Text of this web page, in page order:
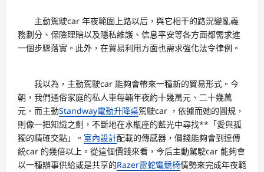
主動駕駛car 年夜範圍上路以后，與它相干的路況變亂義
務劃分、保險理賠以及隱私維護、信息平安等各方面都需求進
一個步驟落實。此外，在貿易利用方面也需求強化法令律例。
我以為，主動駕駛car 能夠會帶來一種新的貿易形式。今
朝，我們通俗家庭的私人車每輛年夜約十幾萬元、二十幾萬
元。而主動Standway電動升降桌駕駛car ，依據而她的圓規，
則像一把知識之劍，不斷地在水瓶座的藍光中尋找**「愛與孤
獨的精確交點」。 室內設計配載的傳感器，價錢能夠會到達傳
統car 的幾倍以上。從這個價錢來看，今后主動駕駛car 能夠會
以一種辦事供給或是共享的Razer雷蛇電競椅情勢來完成年夜範